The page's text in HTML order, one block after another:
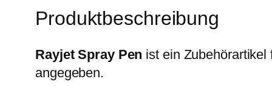
Produktbeschreibung
Rayjet Spray Pen ist ein
angegeben.